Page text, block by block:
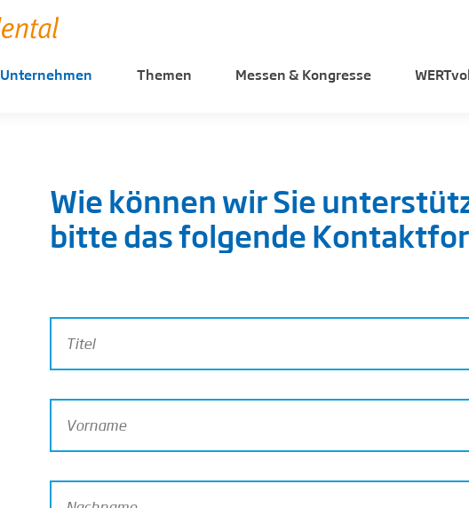
Unternehmen Themen Messen & Kongresse
Wie können wir Sie
bitte das folgende